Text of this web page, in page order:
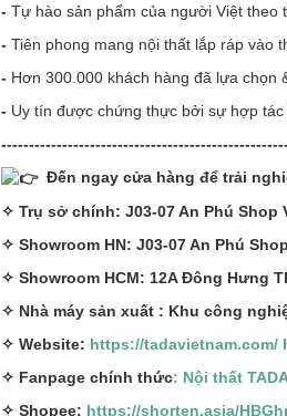
- Tự hào sản phẩm của người Việt theo
- Tiên phong mang nội thất lắp ráp vào
- Hơn 300.000 khách hàng đã lựa chọn
- Uy tín được chứng thực bởi sự hợp
----------------------------------------------------
Đến ngay cửa hàng để trải
✧ Trụ sở chính: J03-07 An Phú
✧ Showroom HN: J03-07 An Phú
✧ Showroom HCM: 12A Đông Hưng
✧ Nhà máy sản xuất : Khu công
✧ Website: https://tadavietnam.com/
✧ Fanpage chính thức: Nội thất
✧ Shopee: https://shorten.asia/